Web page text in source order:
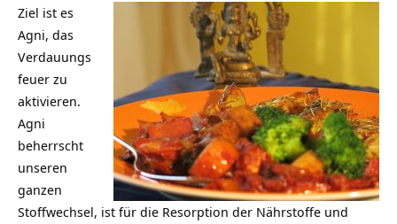
Ziel ist es
Agni, das
Verdauungs
feuer zu
aktivieren.
Agni
beherrscht
unseren
ganzen
Stoffwechsel, ist für die Resorption der Nährstoffe und